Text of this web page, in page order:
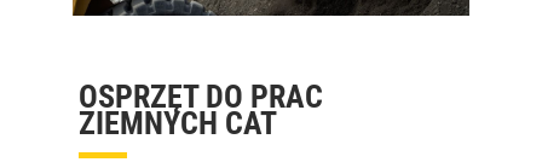
OSPRZĘT DO PRAC
ZIEMNYCH CAT